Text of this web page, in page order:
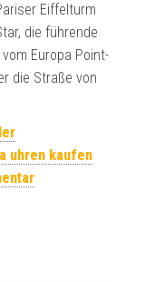
Eiffelturm
die führende
Europa Point-
die Straße von
uhren kaufen